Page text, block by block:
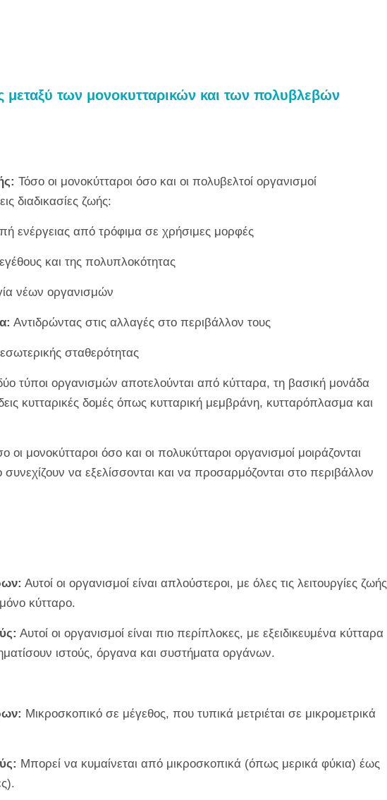
μεταξύ των μονοκυτταρικών και των πολυβλεβών
Τόσο οι μονοκύτταροι όσο και οι πολυβελτοί οργανισμοί
διαδικασίες ζωής:
ενέργειας από τρόφιμα σε χρήσιμες μορφές
και της πολυπλοκότητας
νέων οργανισμών
Αντιδρώντας στις αλλαγές στο περιβάλλον τους
σταθερότητας
τύποι οργανισμών αποτελούνται από κύτταρα, τη βασική μονάδα
κυτταρικές δομές όπως κυτταρική μεμβράνη, κυτταρόπλασμα και
οι μονοκύτταροι όσο και οι πολυκύτταροι οργανισμοί μοιράζονται
να εξελίσσονται και να προσαρμόζονται στο περιβάλλον
Αυτοί οι οργανισμοί είναι απλούστεροι, με όλες τις λειτουργίες ζωής
κύτταρο.
Αυτοί οι οργανισμοί είναι πιο περίπλοκες, με εξειδικευμένα κύτταρα
ιστούς, όργανα και συστήματα οργάνων.
Μικροσκοπικό σε μέγεθος, που τυπικά μετριέται σε μικρομετρικά
Μπορεί να κυμαίνεται από μικροσκοπικά (όπως μερικά φύκια) έως